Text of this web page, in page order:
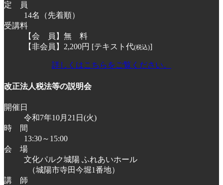
定 員
14名（先着順）
受講料
【会 員】無 料
【非会員】2,200円 [テキスト代(税込)]
詳しくはこちらをご覧ください。
改正法人税法等の説明会
開催日
令和7年10月21日(火)
時 間
13:30～15:00
会 場
文化パルク城陽 ふれあいホール
（城陽市寺田今堀1番地）
講 師